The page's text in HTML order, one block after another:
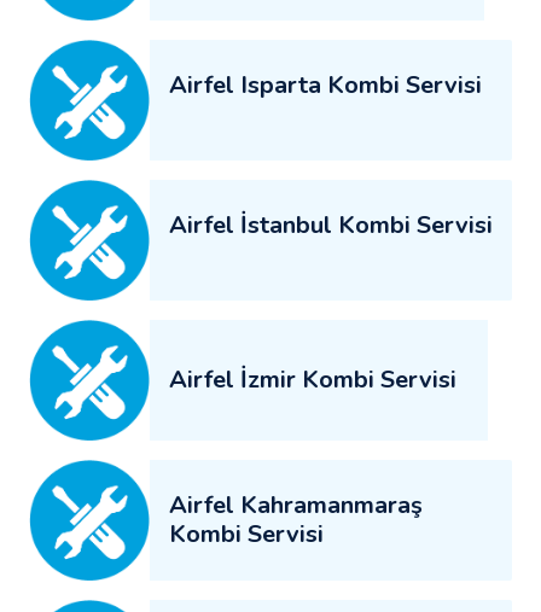
Airfel Isparta Kombi Servisi
Airfel İstanbul Kombi Servisi
Airfel İzmir Kombi Servisi
Airfel Kahramanmaraş
Kombi Servisi